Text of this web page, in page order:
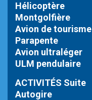
Hélicoptère
Montgolfière
Avion de tourisme
Parapente
Avion ultraléger
ULM pendulaire
ACTIVITÉS Suite
Autogire